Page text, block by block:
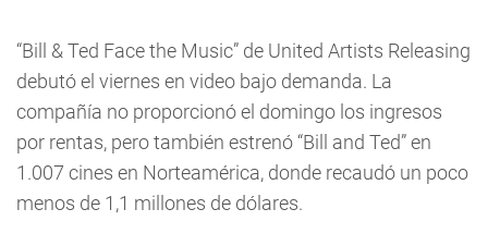
“Bill & Ted Face the Music” de United Artists Releasing
debutó el viernes en video bajo demanda. La
compañía no proporcionó el domingo los ingresos
por rentas, pero también estrenó “Bill and Ted” en
1.007 cines en Norteamérica, donde recaudó un poco
menos de 1,1 millones de dólares.